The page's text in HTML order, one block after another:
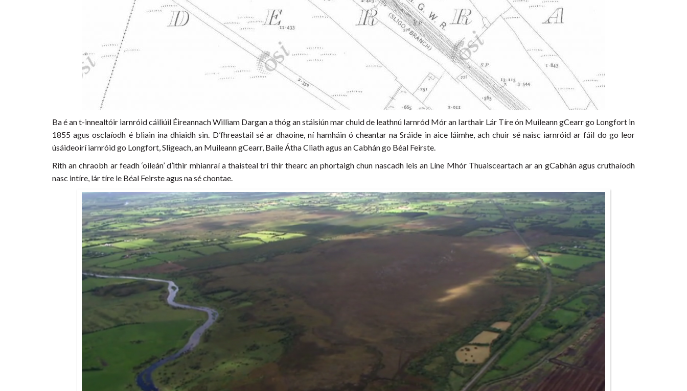
Ba é an t-innealtóir iarnróid cáiliúil Éireannach William Dargan a thóg an stáisiún mar chuid de leathnú Iarnród Mór an Iarthair Lár Tíre ón Muileann gCearr go Longfort in
1855 agus osclaíodh é bliain ina dhiaidh sin. D’fhreastail sé ar dhaoine, ní hamháin ó cheantar na Sráide in aice láimhe, ach chuir sé naisc iarnróid ar fáil do go leor
úsáideoirí iarnróid go Longfort, Sligeach, an Muileann gCearr, Baile Átha Cliath agus an Cabhán go Béal Feirste.
Rith an chraobh ar feadh ‘oileán’ d’ithir mhianraí a thaisteal trí thír thearc an phortaigh chun nascadh leis an Líne Mhór Thuaisceartach ar an gCabhán agus cruthaíodh
nasc intíre, lár tíre le Béal Feirste agus na sé chontae.